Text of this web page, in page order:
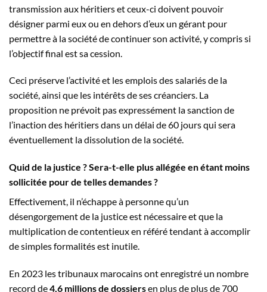
transmission aux héritiers et ceux-ci doivent pouvoir
désigner parmi eux ou en dehors d’eux un gérant pour
permettre à la société de continuer son activité, y compris si
l’objectif final est sa cession.
Ceci préserve l’activité et les emplois des salariés de la
société, ainsi que les intérêts de ses créanciers. La
proposition ne prévoit pas expressément la sanction de
l’inaction des héritiers dans un délai de 60 jours qui sera
éventuellement la dissolution de la société.
Quid de la justice ? Sera-t-elle plus allégée en étant moins
sollicitée pour de telles demandes ?
Effectivement, il n’échappe à personne qu’un
désengorgement de la justice est nécessaire et que la
multiplication de contentieux en référé tendant à accomplir
de simples formalités est inutile.
En 2023 les tribunaux marocains ont enregistré un nombre
record de4,6 millions de dossiersen plus de plus de 700